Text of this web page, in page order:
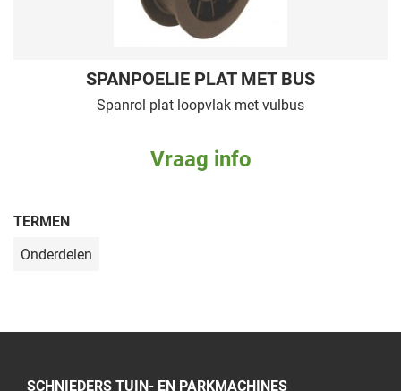
SPANPOELIE PLAT MET BUS
Spanrol plat loopvlak met vulbus
Vraag info
TERMEN
Onderdelen
SCHNIEDERS TUIN- EN PARKMACHINES